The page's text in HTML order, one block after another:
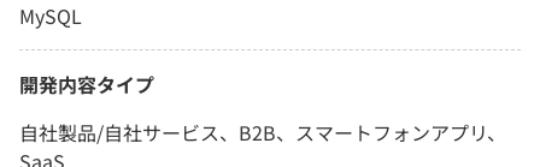
MySQL
開発内容タイプ
自社製品/自社サービス、B2B、スマートフォンアプリ、